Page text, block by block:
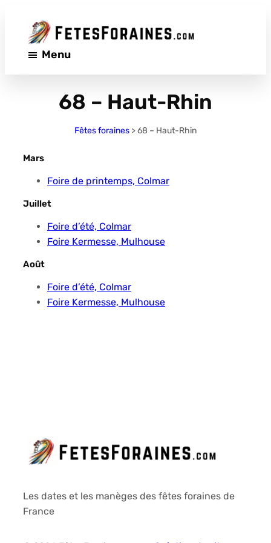
contenu
Menu
68 – Haut-Rhin
Fêtes foraines >68 – Haut-Rhin
Mars
Foire de printemps, Colmar
Juillet
Foire d’été, Colmar
Foire Kermesse, Mulhouse
Août
Foire d’été, Colmar
Foire Kermesse, Mulhouse
Les dates et les manèges des fêtes foraines de
France